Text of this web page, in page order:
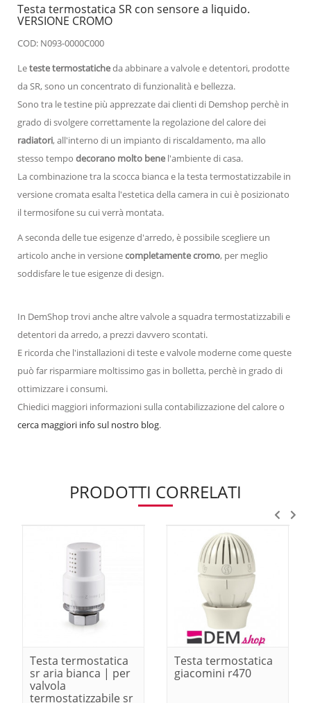
Testa termostatica SR con sensore a liquido.
VERSIONE CROMO
COD: N093-0000C000
Leteste termostaticheda abbinare a valvole e detentori, prodotte
da SR, sono un concentrato di funzionalità e bellezza.
Sono tra le testine più apprezzate dai clienti di Demshop perchè in
grado di svolgere correttamente la regolazione del calore dei
radiatori, all'interno di un impianto di riscaldamento, ma allo
stesso tempo decorano molto bene l'ambiente di casa.
La combinazione tra la scocca bianca e la testa termostatizzabile in
versione cromata esalta l'estetica della camera in cui è posizionato
il termosifone su cui verrà montata.
A seconda delle tue esigenze d'arredo, è possibile scegliere un
articolo anche in versionecompletamente cromo, per meglio
soddisfare le tue esigenze di design.
In DemShop trovi anche altre valvole a squadra termostatizzabili e
detentori da arredo, a prezzi davvero scontati.
E ricorda che l'installazioni di teste e valvole moderne come queste
può far risparmiare moltissimo gas in bolletta, perchè in grado di
ottimizzare i consumi.
Chiedici maggiori informazioni sulla contabilizzazione del calore o
cerca maggiori info sul nostro blog.
PRODOTTI CORRELATI
Testa termostatica
sr aria bianca | per
valvola
termostatizzabile sr
Testa termostatica
giacomini r470